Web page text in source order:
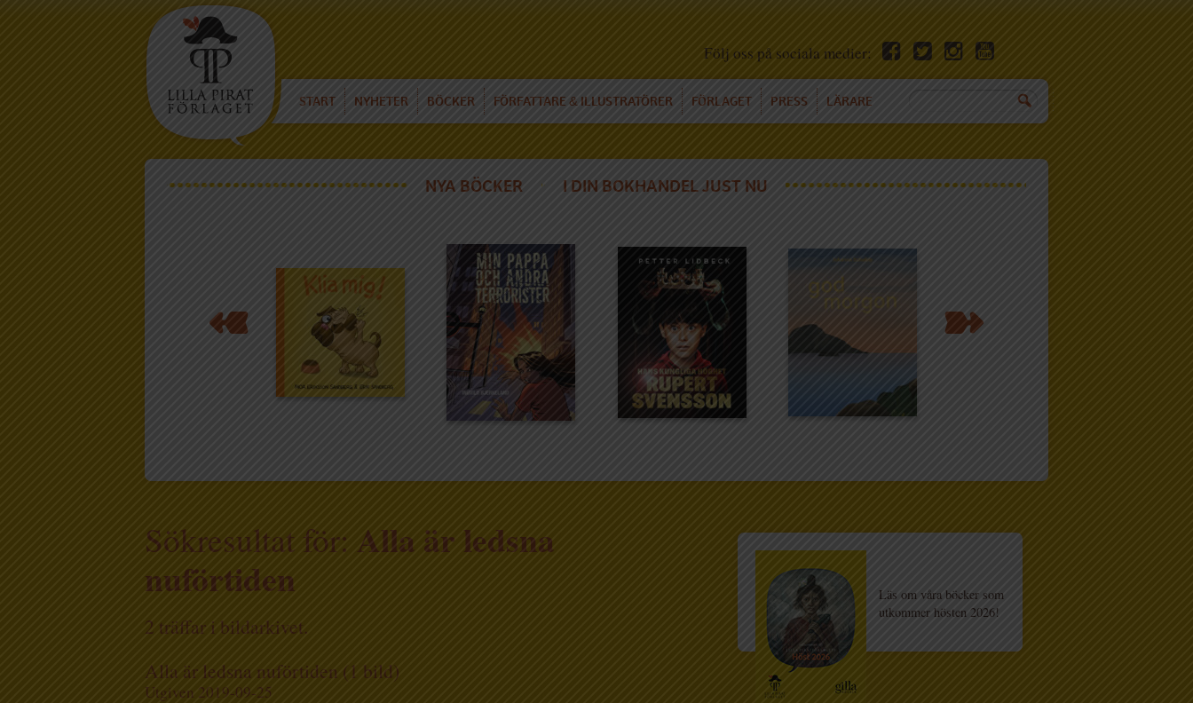
Följ oss på sociala medier:
START NYHETER BÖCKER FÖRFATTARE & ILLUSTRATÖRER FÖRLAGET PRESS LÄRARE
NYA BÖCKER I DIN BOKHANDEL JUST NU
Sökresultat för: Alla är ledsna
nuförtiden
2 träffar i bildarkivet.
Alla är ledsna nuförtiden (1 bild)
Utgiven 2019-09-25
Läs om våra böcker som
utkommer hösten 2026!